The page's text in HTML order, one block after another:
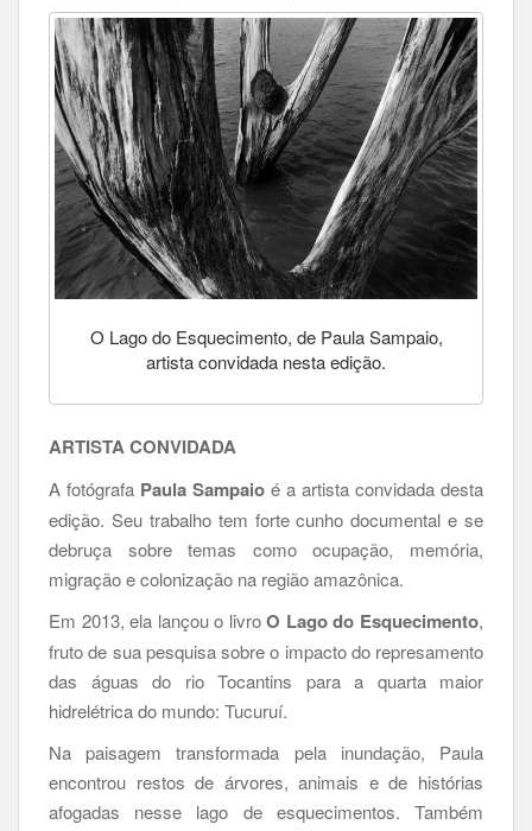
O Lago do Esquecimento, de Paula Sampaio,
artista convidada nesta edição.
ARTISTA CONVIDADA
A fotógrafa Paula Sampaio é a artista convidada desta
edição. Seu trabalho tem forte cunho documental e se
debruça sobre temas como ocupação, memória,
migração e colonização na região amazônica.
Em 2013, ela lançou o livroO Lago do Esquecimento,
fruto de sua pesquisa sobre o impacto do represamento
das águas do rio Tocantins para a quarta maior
hidrelétrica do mundo: Tucuruí.
Na paisagem transformada pela inundação, Paula
encontrou restos de árvores, animais e de histórias
afogadas nesse lago de esquecimentos. Também